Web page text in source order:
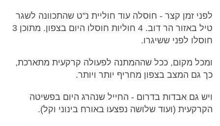
לפני זמן קצר - חוסלה עוד חוליית נ"ט שהתכוונה לשגר
טיל באזור הר דוב. 4 חוליות חוסלו היום בצפון. מתוכן 3
חוסלו לפני ששיגרו.
ומכל מקום, ככל שההמתנה לפעולה קרקעית מתארכת,
כך גם המצב בצפון מחריף יותר ויותר.
ויש גם אבדות בדרום - החייל שנהרג היום בפשיטה
הקרקעית (ועוד שלושה נפצעו באורח בינוני וקל).